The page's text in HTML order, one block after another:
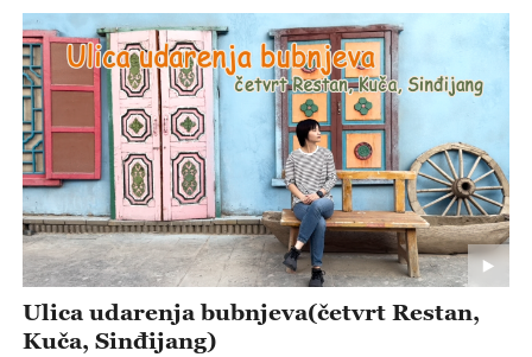
Ulica udarenja bubnjeva(četvrt Restan,
Kuča, Sinđijang)